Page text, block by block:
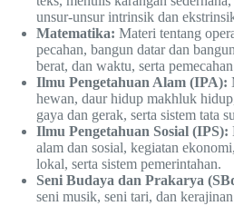
unsur-unsur intrinsik dan
Matematika: Materi tentang
pecahan, bangun datar dan
berat, dan waktu, serta
Ilmu Pengetahuan Alam (IPA):
hewan, daur hidup makhluk
gaya dan gerak, serta sistem tata
Ilmu Pengetahuan Sosial (IPS):
alam dan sosial, kegiatan
lokal, serta sistem pemerintahan.
Seni Budaya dan Prakarya
seni musik, seni tari, dan